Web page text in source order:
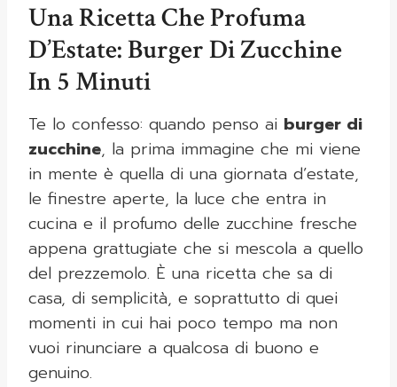
Una Ricetta Che Profuma
D’Estate: Burger Di Zucchine
In 5 Minuti
Te lo confesso: quando penso ai burger di
zucchine, la prima immagine che mi viene
in mente è quella di una giornata d’estate,
le finestre aperte, la luce che entra in
cucina e il profumo delle zucchine fresche
appena grattugiate che si mescola a quello
del prezzemolo. È una ricetta che sa di
casa, di semplicità, e soprattutto di quei
momenti in cui hai poco tempo ma non
vuoi rinunciare a qualcosa di buono e
genuino.